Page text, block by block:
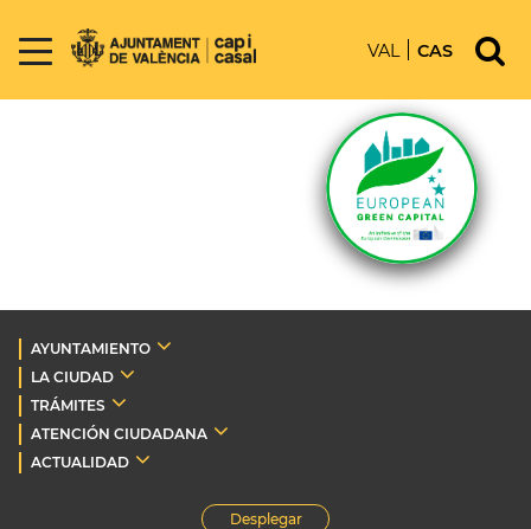
VAL CAS
AYUNTAMIENTO
LA CIUDAD
TRÁMITES
ATENCIÓN CIUDADANA
ACTUALIDAD
Desplegar